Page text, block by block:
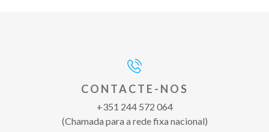
CONTACTE-NOS
+351 244 572 064
(Chamada para a rede fixa nacional)